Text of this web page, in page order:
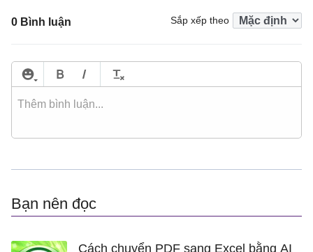
0 Bình luận Sắp xếp theo
Bạn nên đọc
Cách chuyển PDF sang Excel bằng AI